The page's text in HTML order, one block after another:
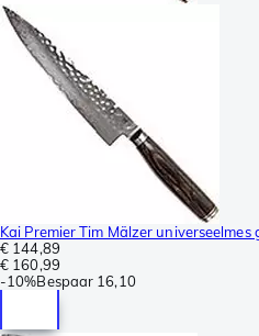
Kai Premier Tim Mälzer
€ 144,89
€ 160,99
-10%Bespaar 16,10